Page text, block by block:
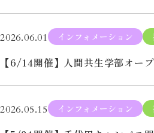
2026.06.01 インフォメーション
【6/14開催】人間共生学部オー
2026.05.15 インフォメーション